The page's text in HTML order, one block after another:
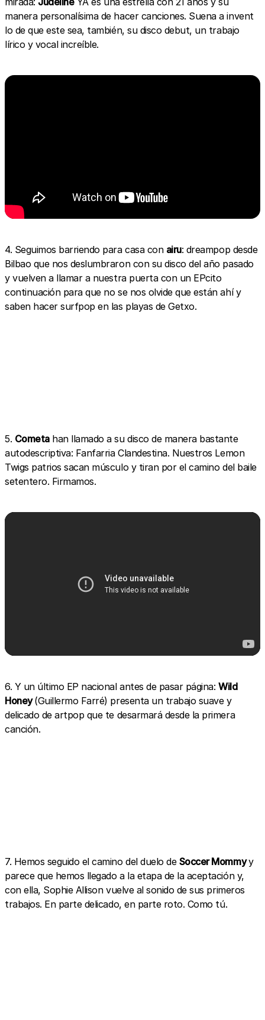
manera personalísima de hacer canciones. Suena a invent
lo de que este sea, también, su disco debut, un trabajo
lírico y vocal increíble.
4. Seguimos barriendo para casa con airu: dreampop desde
Bilbao que nos deslumbraron con su disco del año pasado
y vuelven a llamar a nuestra puerta con un EPcito
continuación para que no se nos olvide que están ahí y
saben hacer surfpop en las playas de Getxo.
5. Cometahan llamado a su disco de manera bastante
autodescriptiva: Fanfarria Clandestina. Nuestros Lemon
Twigs patrios sacan músculo y tiran por el camino del baile
setentero. Firmamos.
6. Y un último EP nacional antes de pasar página: Wild
Honey(Guillermo Farré) presenta un trabajo suave y
delicado de artpop que te desarmará desde la primera
canción.
7. Hemos seguido el camino del duelo de Soccer Mommyy
parece que hemos llegado a la etapa de la aceptación y,
con ella, Sophie Allison vuelve al sonido de sus primeros
trabajos. En parte delicado, en parte roto. Como tú.